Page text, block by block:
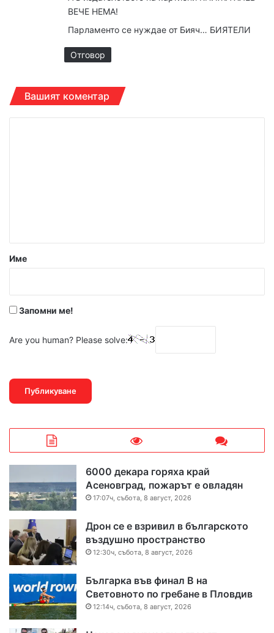
ВЕЧЕ НЕМА!
Парламенто се нуждае от Бияч… БИЯТЕЛИ
Отговор
Вашият коментар
р
Име
Запомни ме!
Are you human? Please solve:
6000 декара горяха край
Асеновград, пожарът е овладян
17:07ч, събота, 8 август, 2026
Дрон се е взривил в българското
въздушно пространство
12:30ч, събота, 8 август, 2026
Българка във финал B на
Световното по гребане в Пловдив
12:14ч, събота, 8 август, 2026